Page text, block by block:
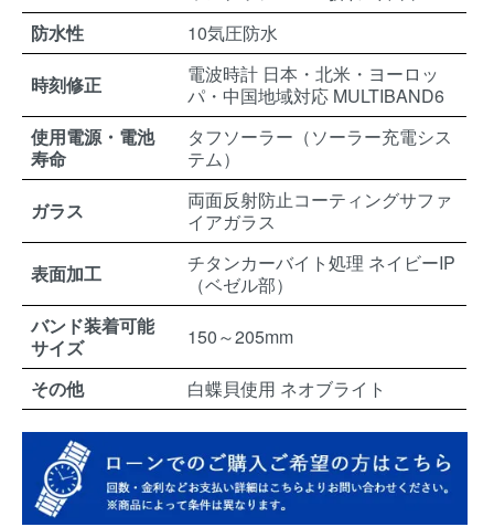
防水性
10気圧防水
時刻修正
電波時計 日本・北米・ヨーロッ
パ・中国地域対応 MULTIBAND6
使用電源・電池
寿命
タフソーラー（ソーラー充電シス
テム）
ガラス
両面反射防止コーティングサファ
イアガラス
表面加工
チタンカーバイト処理 ネイビーIP
（ベゼル部）
バンド装着可能
サイズ
150～205mm
その他 白蝶貝使用 ネオブライト